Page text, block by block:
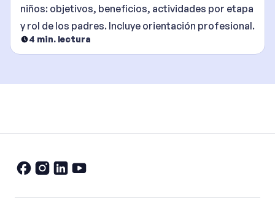
niños: objetivos, beneficios, actividades por etapa
y rol de los padres. Incluye orientación profesional.
4 min. lectura